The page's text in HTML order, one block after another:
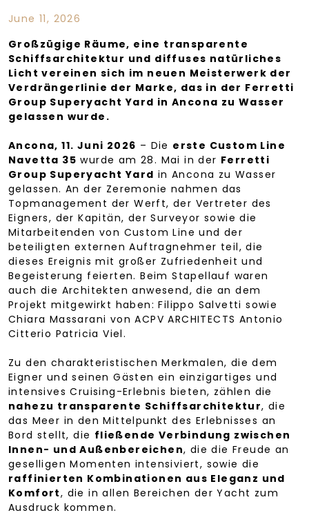
June 11, 2026
Großzügige Räume, eine transparente
Schiffsarchitektur und diffuses natürliches
Licht vereinen sich im neuen Meisterwerk der
Verdrängerlinie der Marke, das in der Ferretti
Group Superyacht Yard in Ancona zu Wasser
gelassen wurde.
Ancona, 11. Juni 2026 – Die erste Custom Line
Navetta 35 wurde am 28. Mai in der Ferretti
Group Superyacht Yard in Ancona zu Wasser
gelassen. An der Zeremonie nahmen das
Topmanagement der Werft, der Vertreter des
Eigners, der Kapitän, der Surveyor sowie die
Mitarbeitenden von Custom Line und der
beteiligten externen Auftragnehmer teil, die
dieses Ereignis mit großer Zufriedenheit und
Begeisterung feierten. Beim Stapellauf waren
auch die Architekten anwesend, die an dem
Projekt mitgewirkt haben: Filippo Salvetti sowie
Chiara Massarani von ACPV ARCHITECTS Antonio
Citterio Patricia Viel.
Zu den charakteristischen Merkmalen, die dem
Eigner und seinen Gästen ein einzigartiges und
intensives Cruising-Erlebnis bieten, zählen die
nahezu transparente Schiffsarchitektur, die
das Meer in den Mittelpunkt des Erlebnisses an
Bord stellt, die fließende Verbindung zwischen
Innen- und Außenbereichen, die die Freude an
geselligen Momenten intensiviert, sowie die
raffinierten Kombinationen aus Eleganz und
Komfort, die in allen Bereichen der Yacht zum
Ausdruck kommen.